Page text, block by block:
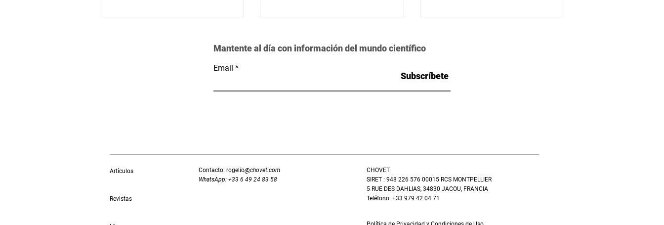
Mantente al día con información del mundo científico
Email
Subscríbete
Artículos
Revistas
Contacto: rogelio@chovet.com
‭WhatsApp: +33 6 49 24 83 58
CHOVET
SIRET : 948 226 576 00015 RCS MONTPELLIER
5 RUE DES DAHLIAS, 34830 JACOU, FRANCIA
Teléfono: +33 979 42 04 71